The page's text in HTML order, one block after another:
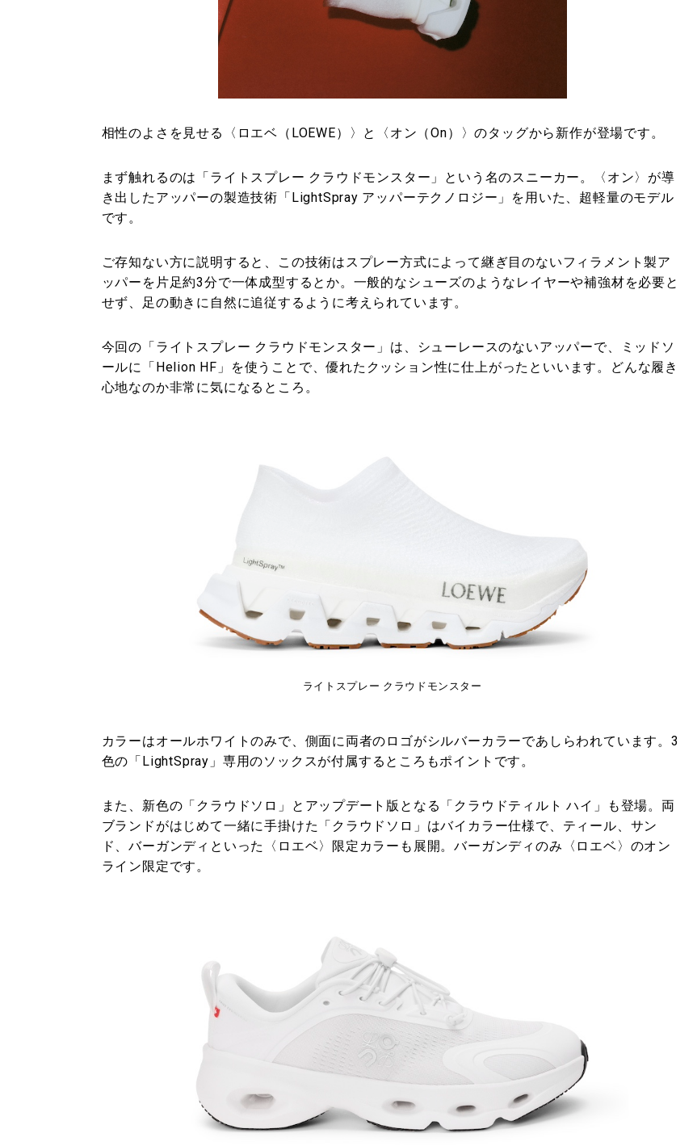
相性のよさを見せる〈ロエベ（LOEWE）〉と〈オン（On）〉のタッグから新作が登場です。
まず触れるのは「ライトスプレー クラウドモンスター」という名のスニーカー。〈オン〉が導
き出したアッパーの製造技術「LightSpray アッパーテクノロジー」を用いた、超軽量のモデル
です。
ご存知ない方に説明すると、この技術はスプレー方式によって継ぎ目のないフィラメント製ア
ッパーを片足約3分で一体成型するとか。一般的なシューズのようなレイヤーや補強材を必要と
せず、足の動きに自然に追従するように考えられています。
今回の「ライトスプレー クラウドモンスター」は、シューレースのないアッパーで、ミッドソ
ールに「Helion HF」を使うことで、優れたクッション性に仕上がったといいます。どんな履き
心地なのか非常に気になるところ。
ライトスプレー クラウドモンスター
カラーはオールホワイトのみで、側面に両者のロゴがシルバーカラーであしらわれています。3
色の「LightSpray」専用のソックスが付属するところもポイントです。
また、新色の「クラウドソロ」とアップデート版となる「クラウドティルト ハイ」も登場。両
ブランドがはじめて一緒に手掛けた「クラウドソロ」はバイカラー仕様で、ティール、サン
ド、バーガンディといった〈ロエベ〉限定カラーも展開。バーガンディのみ〈ロエベ〉のオン
ライン限定です。